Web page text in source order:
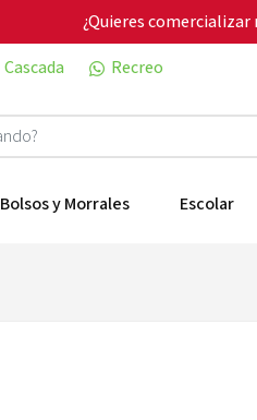
¿Quieres
Cascada Recreo
Bolsos y Morrales Escolar